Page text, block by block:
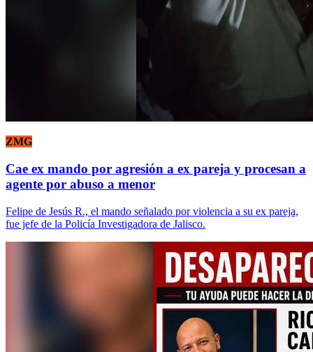
ZMG
Cae ex mando por agresión a ex pareja y procesan a
agente por abuso a menor
Felipe de Jesús R., el mando señalado por violencia a su ex pareja,
fue jefe de la Policía Investigadora de Jalisco.